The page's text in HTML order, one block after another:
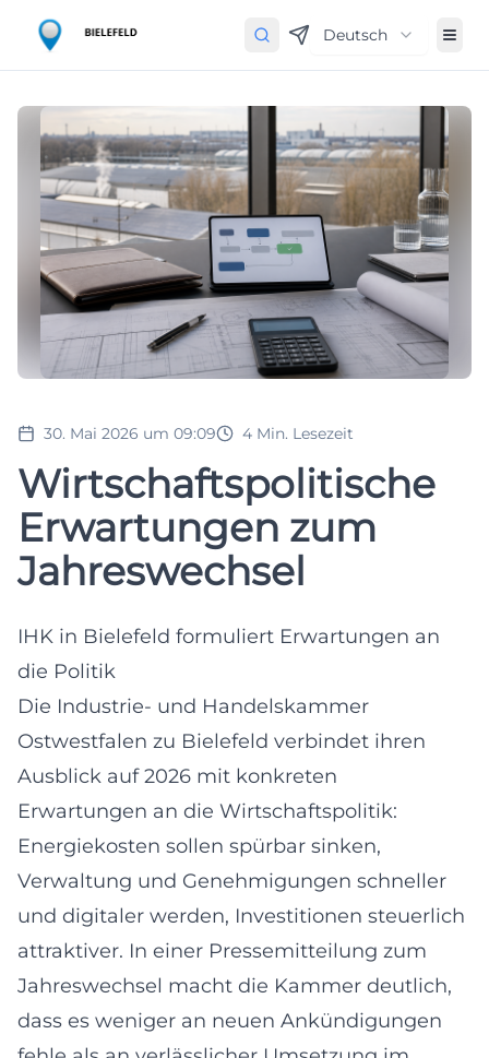
Deutsch
30. Mai 2026 um 09:09 4 Min. Lesezeit
Wirtschaftspolitische
Erwartungen zum
Jahreswechsel
IHK in Bielefeld formuliert Erwartungen an
die Politik
Die Industrie- und Handelskammer
Ostwestfalen zu Bielefeld verbindet ihren
Ausblick auf 2026 mit konkreten
Erwartungen an die Wirtschaftspolitik:
Energiekosten sollen spürbar sinken,
Verwaltung und Genehmigungen schneller
und digitaler werden, Investitionen steuerlich
attraktiver. In einer Pressemitteilung zum
Jahreswechsel macht die Kammer deutlich,
dass es weniger an neuen Ankündigungen